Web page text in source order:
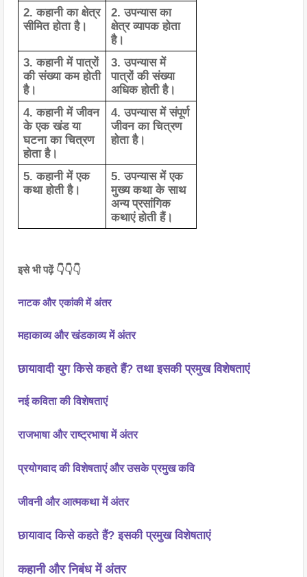
2. कहानी का क्षेत्र
सीमित होता है।
2. उपन्यास का
क्षेत्र व्यापक होता
है।
3. कहानी में पात्रों
की संख्या कम होती
है।
3. उपन्यास में
पात्रों की संख्या
अधिक होती है।
4. कहानी में जीवन
के एक खंड या
घटना का चित्रण
होता है।
4. उपन्यास में संपूर्ण
जीवन का चित्रण
होता है।
5. कहानी में एक
कथा होती है।
5. उपन्यास में एक
मुख्य कथा के साथ
अन्य प्रसांगिक
कथाएं होती हैं।
इसे भी पढ़ें 👇👇👇
नाटक और एकांकी में अंतर
महाकाव्य और खंडकाव्य में अंतर
छायावादी युग किसे कहते हैं? तथा इसकी प्रमुख विशेषताएं
नई कविता की विशेषताएं
राजभाषा और राष्ट्रभाषा में अंतर
प्रयोगवाद की विशेषताएं और उसके प्रमुख कवि
जीवनी और आत्मकथा में अंतर
छायावाद किसे कहते हैं? इसकी प्रमुख विशेषताएं
कहानी और निबंध में अंतर